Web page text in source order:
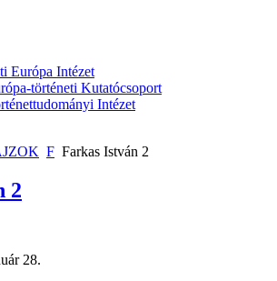
Európa Intézet
történeti Kutatócsoport
Intézet
F Farkas István 2
2
28.